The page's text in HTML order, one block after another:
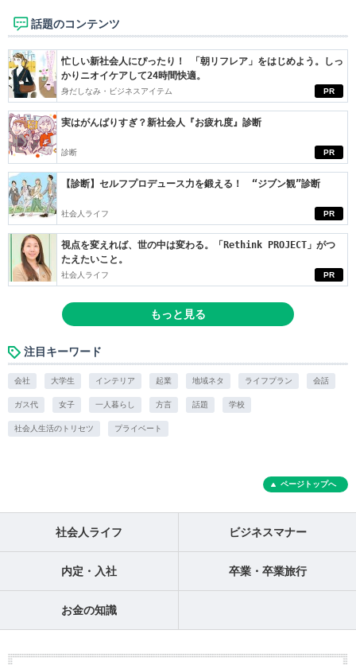
話題のコンテンツ
PR
忙しい新社会人にぴったり！ 「朝リフレア」をはじめよう。しっ
かりニオイケアして24時間快適。
身だしなみ・ビジネスアイテム
PR
実はがんばりすぎ？新社会人『お疲れ度』診断
診断
PR
【診断】セルフプロデュース力を鍛える！ “ジブン観”診断
社会人ライフ
PR
視点を変えれば、世の中は変わる。「Rethink PROJECT」がつ
たえたいこと。
社会人ライフ
もっと見る
注目キーワード
会社 大学生 インテリア 起業 地域ネタ ライフプラン 会話
ガス代 女子 一人暮らし 方言 話題 学校
社会人生活のトリセツ プライベート
ページトップへ
社会人ライフ ビジネスマナー
内定・入社 卒業・卒業旅行
お金の知識